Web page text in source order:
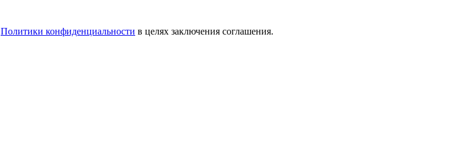
Политики конфиденциальности в целях заключения соглашения.